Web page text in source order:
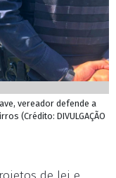
vereador defende a
(Crédito: DIVULGAÇÃO